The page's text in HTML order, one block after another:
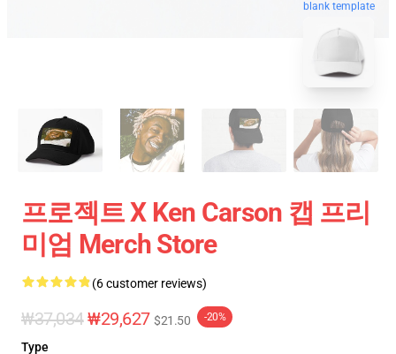
blank template
프로젝트 X Ken Carson 캡 프리
미엄 Merch Store
(6 customer reviews)
₩37,034₩29,627 $21.50 -20%
Type